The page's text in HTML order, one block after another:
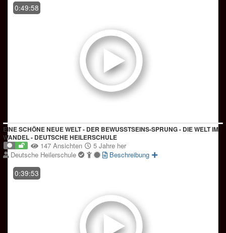
0:49:58
EINE SCHÖNE NEUE WELT - DER BEWUSSTSEINS-SPRUNG - DIE WELT IM
WANDEL - DEUTSCHE HEILERSCHULE
147 Ansichten
5 Jahre her
Deutsche Heilerschule
Beschreibung
0:39:53